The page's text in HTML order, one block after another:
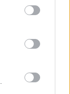
ami az utóbbi
társaság
részesedés